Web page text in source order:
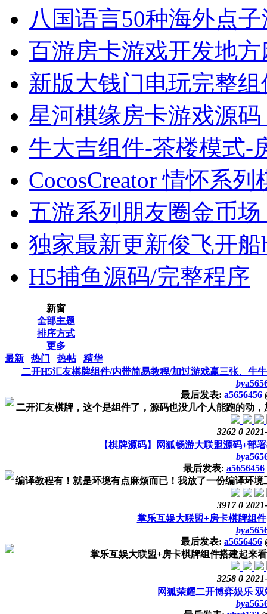
八国语言50种海外点
百游房卡游戏开发地
新版大钱门电玩完整组
星河棋缘房卡游戏源
牛大吉组件-茶楼模式-
CocosCreator 情怀系
五游系列朋友圈金币
独家最新更新俊飞开
H5捕鱼源码/完整程序
新窗
全部主题
排序方式
更多
最新
热门 热帖
精华
二开H5汇友棋牌组件/内带简易教程/加过游戏赢三张、牛
by
最后发表: a5656456
二开汇友棋牌，这个是组件了，源码也没几个人能跑的动
3262 0
【棋牌源码】网狐畅游大联盟源码+部
by
最后发表: a5656456
编译教程有！就是环境有点麻烦而已！我放了一份编译环
3917 0
掌乐互娱大联盟+房卡棋牌组件
by
最后发表: a5656456
掌乐互娱大联盟+房卡棋牌组件搭建起来
3258 0
网狐荣耀二开博弈娱乐 双
by